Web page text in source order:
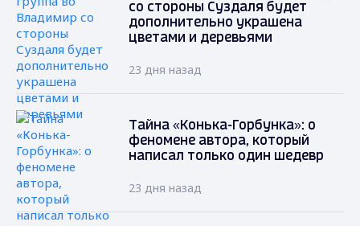
со стороны Суздаля будет
дополнительно украшена
цветами и деревьями
23 дня назад
Тайна «Конька-Горбунка»: о
феномене автора, который
написал только один шедевр
23 дня назад